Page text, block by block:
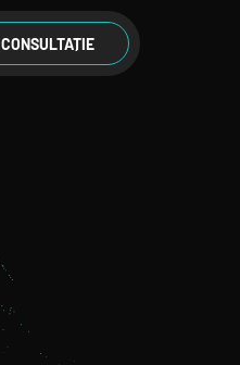
CONSULTAȚIE